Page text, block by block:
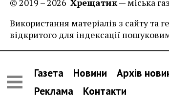
© 2019 – 2026 Хрещатик— міська
Використання матеріалів з сайту та
відкритого для індексації
Газета Новини
Архів
Реклама
Контакти